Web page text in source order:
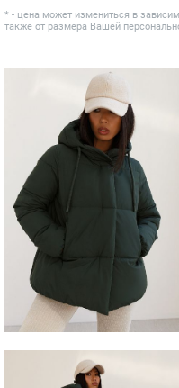
* - цена может измениться в
также от размера Вашей